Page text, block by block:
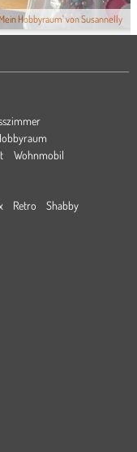
Hobbyraum' von Susannelly
Wohnmobil
Retro
Shabby